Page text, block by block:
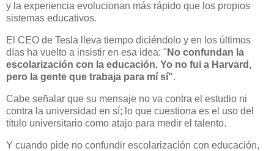
y la experiencia evolucionan más rápido que los propios
sistemas educativos.
El CEO de Tesla lleva tiempo diciéndolo y en los últimos
días ha vuelto a insistir en esa idea: " No confundan la
escolarización con la educación. Yo no fui a Harvard,
pero la gente que trabaja para mí sí".
Cabe señalar que su mensaje no va contra el estudio ni
contra la universidad en sí; lo que cuestiona es el uso del
título universitario como atajo para medir el talento.
Y cuando pide no confundir escolarización con educación,